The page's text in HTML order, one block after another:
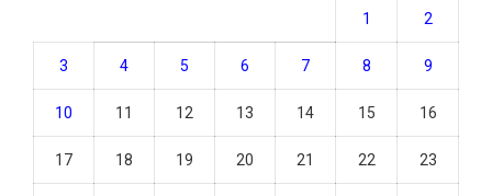
1 2
3 4 5 6 7 8 9
10 11 12 13 14 15 16
17 18 19 20 21 22 23